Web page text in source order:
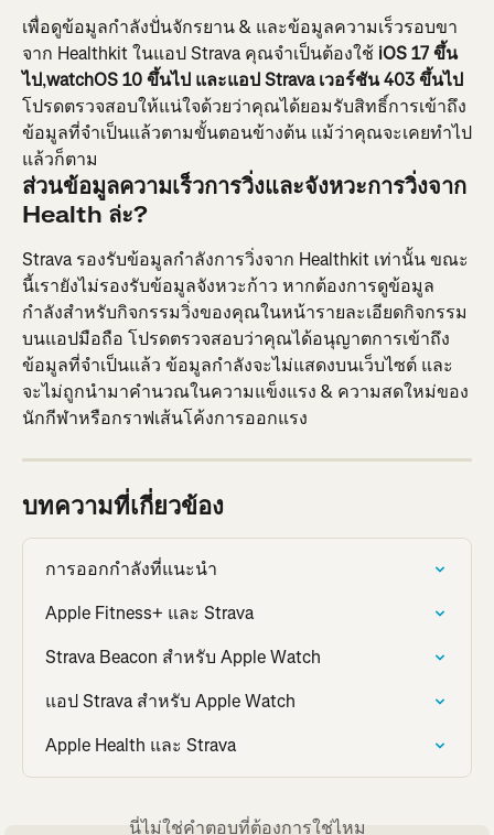
เพื่อดูข้อมูลกำลังปั่นจักรยาน & และข้อมูลความเร็วรอบขา
จาก Healthkit ในแอป Strava คุณจำเป็นต้องใช้ iOS 17 ขึ้น
ไป,watchOS 10 ขึ้นไป และแอป Strava เวอร์ชัน 403 ขึ้นไป
โปรดตรวจสอบให้แน่ใจด้วยว่าคุณได้ยอมรับสิทธิ์การเข้าถึง
ข้อมูลที่จำเป็นแล้วตามขั้นตอนข้างต้น แม้ว่าคุณจะเคยทำไป
แล้วก็ตาม
ส่วนข้อมูลความเร็วการวิ่งและจังหวะการวิ่งจาก
Health ล่ะ?
Strava รองรับข้อมูลกำลังการวิ่งจาก Healthkit เท่านั้น ขณะ
นี้เรายังไม่รองรับข้อมูลจังหวะก้าว หากต้องการดูข้อมูล
กำลังสำหรับกิจกรรมวิ่งของคุณในหน้ารายละเอียดกิจกรรม
บนแอปมือถือ โปรดตรวจสอบว่าคุณได้อนุญาตการเข้าถึง
ข้อมูลที่จำเป็นแล้ว ข้อมูลกำลังจะไม่แสดงบนเว็บไซต์ และ
จะไม่ถูกนำมาคำนวณในความแข็งแรง & ความสดใหม่ของ
นักกีฬาหรือกราฟเส้นโค้งการออกแรง
บทความที่เกี่ยวข้อง
การออกกำลังที่แนะนำ
Apple Fitness+ และ Strava
Strava Beacon สำหรับ Apple Watch
แอป Strava สำหรับ Apple Watch
Apple Health และ Strava
นี่ไม่ใช่คำตอบที่ต้องการใช่ไหม